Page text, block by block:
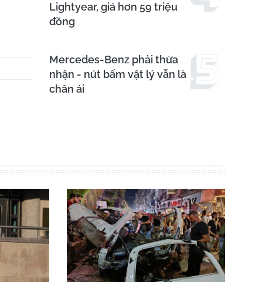
Lightyear, giá hơn 59 triệu
đồng
Mercedes-Benz phải thừa
nhận - nút bấm vật lý vẫn là
chân ái